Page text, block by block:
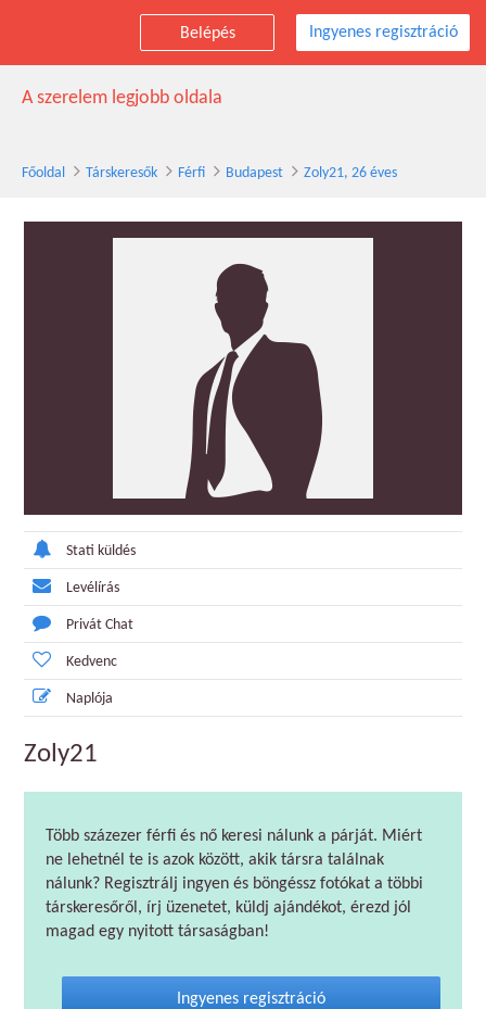
Belépés Ingyenes regisztráció
Zoly21 társkereső férfi, 26 éves, Budapest
A szerelem legjobb oldala
Főoldal Társkeresők Férfi Budapest Zoly21, 26 éves
Stati küldés
Levélírás
Privát Chat
Kedvenc
Naplója
Zoly21
Több százezer férfi és nő keresi nálunk a párját. Miért
ne lehetnél te is azok között, akik társra találnak
nálunk? Regisztrálj ingyen és böngéssz fotókat a többi
társkeresőről, írj üzenetet, küldj ajándékot, érezd jól
magad egy nyitott társaságban!
Ingyenes regisztráció